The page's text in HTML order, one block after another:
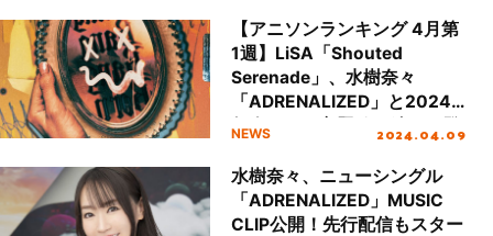
【アニソンランキング 4月第
1週】LiSA「Shouted
Serenade」、水樹奈々
「ADRENALIZED」と2024
年春アニメ主題歌が続々と登
NEWS 2024.04.09
水樹奈々、ニューシングル
「ADRENALIZED」MUSIC
CLIP公開！先行配信もスター